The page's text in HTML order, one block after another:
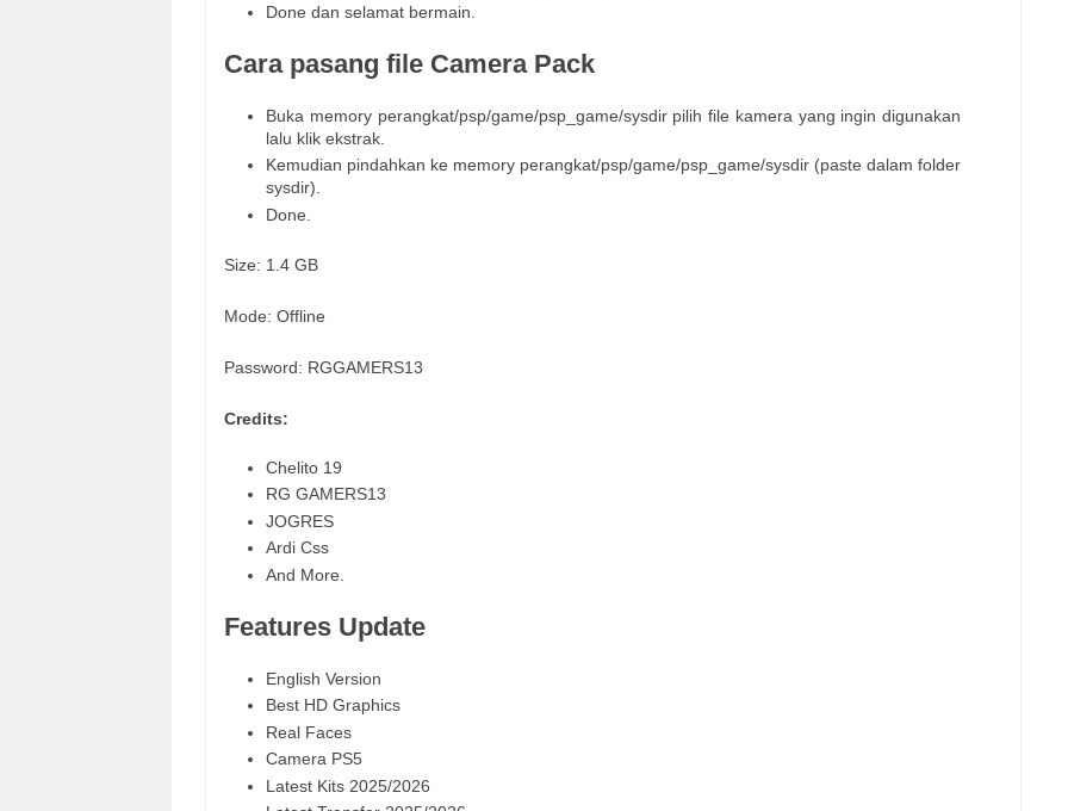
Done dan selamat bermain.
Cara pasang file Camera Pack
Buka memory perangkat/psp/game/psp_game/sysdir pilih file kamera yang ingin digunakan
lalu klik ekstrak.
Kemudian pindahkan ke memory perangkat/psp/game/psp_game/sysdir (paste dalam folder
sysdir).
Done.
Size: 1.4 GB
Mode: Offline
Password: RGGAMERS13
Credits:
Chelito 19
RG GAMERS13
JOGRES
Ardi Css
And More.
Features Update
English Version
Best HD Graphics
Real Faces
Camera PS5
Latest Kits 2025/2026